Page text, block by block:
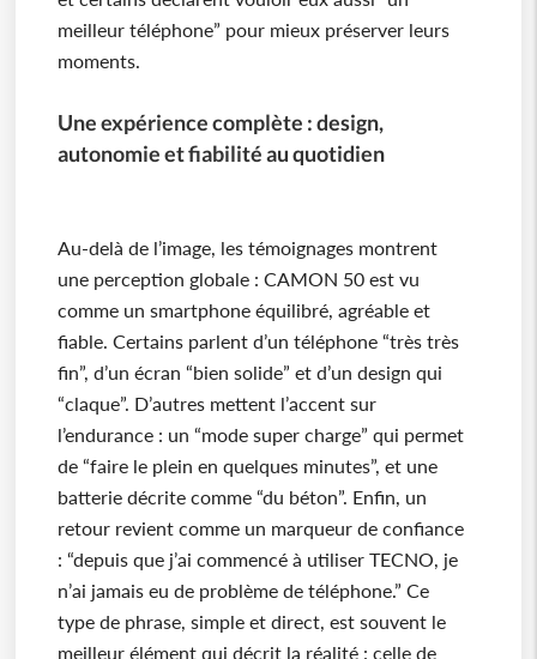
meilleur téléphone” pour mieux préserver leurs
moments.
Une expérience complète : design,
autonomie et fiabilité au quotidien
Au-delà de l’image, les témoignages montrent
une perception globale : CAMON 50 est vu
comme un smartphone équilibré, agréable et
fiable. Certains parlent d’un téléphone “très très
fin”, d’un écran “bien solide” et d’un design qui
“claque”. D’autres mettent l’accent sur
l’endurance : un “mode super charge” qui permet
de “faire le plein en quelques minutes”, et une
batterie décrite comme “du béton”. Enfin, un
retour revient comme un marqueur de confiance
: “depuis que j’ai commencé à utiliser TECNO, je
n’ai jamais eu de problème de téléphone.” Ce
type de phrase, simple et direct, est souvent le
meilleur élément qui décrit la réalité : celle de